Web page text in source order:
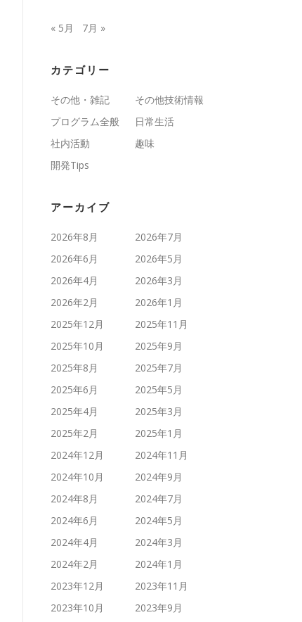
« 5月 7月 »
カテゴリー
その他・雑記
その他技術情報
プログラム全般
日常生活
社内活動
趣味
開発Tips
アーカイブ
2026年8月
2026年7月
2026年6月
2026年5月
2026年4月
2026年3月
2026年2月
2026年1月
2025年12月
2025年11月
2025年10月
2025年9月
2025年8月
2025年7月
2025年6月
2025年5月
2025年4月
2025年3月
2025年2月
2025年1月
2024年12月
2024年11月
2024年10月
2024年9月
2024年8月
2024年7月
2024年6月
2024年5月
2024年4月
2024年3月
2024年2月
2024年1月
2023年12月
2023年11月
2023年10月
2023年9月